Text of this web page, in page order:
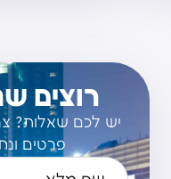
רוצים
יש לכם שאלות?
פרטים